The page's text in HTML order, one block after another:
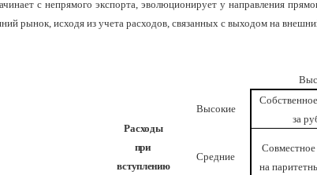
с непрямого экспорта, эволюционирует у направления
рынок, исходя из учета расходов, связанных с выходом на
Расходы
при
вступлению
Высокие
за
Средние
на